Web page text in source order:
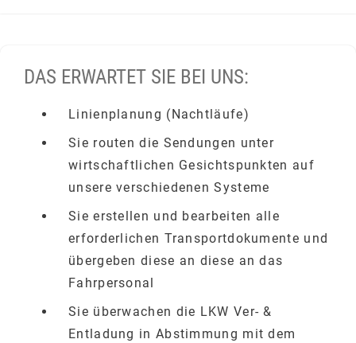
DAS ERWARTET SIE BEI UNS:
Linienplanung (Nachtläufe)
Sie routen die Sendungen unter
wirtschaftlichen Gesichtspunkten auf
unsere verschiedenen Systeme
Sie erstellen und bearbeiten alle
erforderlichen Transportdokumente und
übergeben diese an diese an das
Fahrpersonal
Sie überwachen die LKW Ver- &
Entladung in Abstimmung mit dem